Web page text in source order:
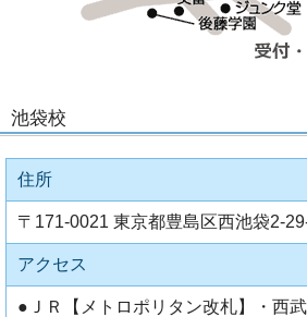
池袋校
住所
〒171-0021 東京都豊島区西池袋2-
アクセス
●ＪＲ【メトロポリタン改札】・西